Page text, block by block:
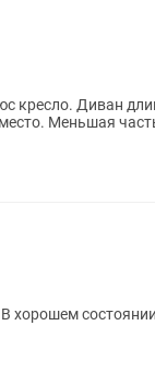
кресло. Диван
Меньшая
хорошем